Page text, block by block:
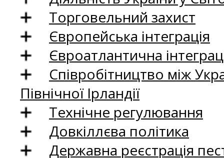
Торговельний захист
Європейська інтеграція
Євроатлантична
Співробітництво між
Північної Ірландії
Технічне регулювання
Довкіллєва політика
Державна реєстрація